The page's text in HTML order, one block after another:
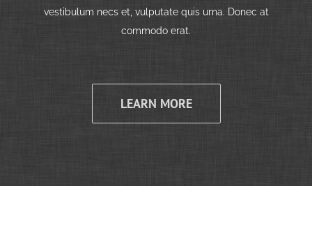
vestibulum necs et, vulputate quis urna. Donec at
commodo erat.
LEARN MORE